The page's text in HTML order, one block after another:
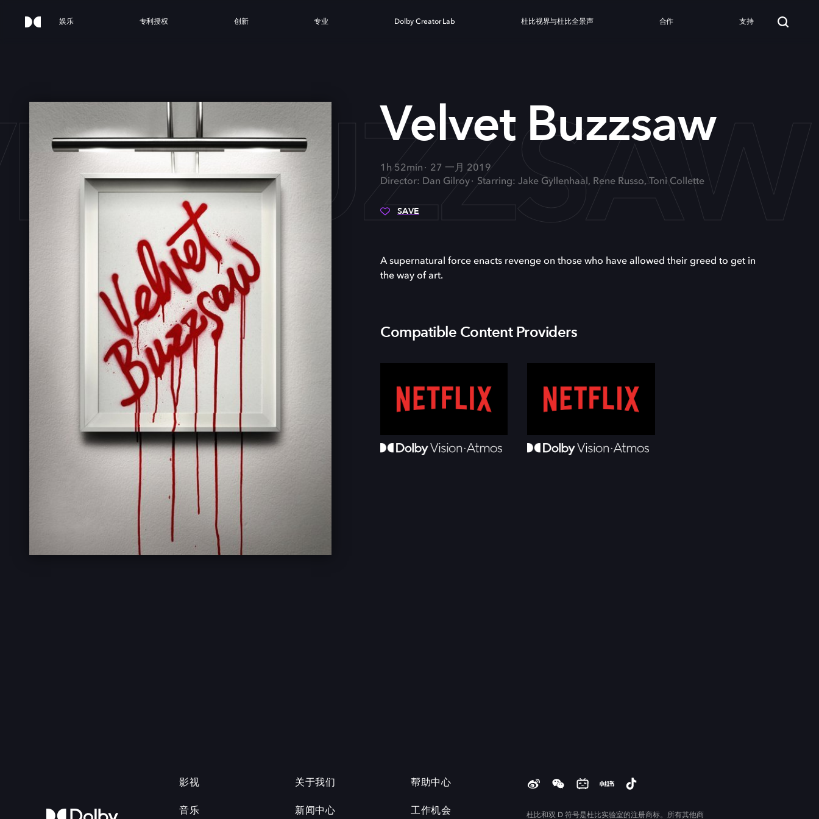
娱乐 专利授权 创新 专业 Dolby Creator Lab 杜比视界与杜比全景声 合作 支持
BUZZSAW
Velvet Buzzsaw
1h 52min
27 一月 2019
Director: Dan Gilroy
Starring: Jake Gyllenhaal, Rene Russo, Toni Collette
SAVE
A supernatural force enacts revenge on those who have allowed their greed to get in
the way of art.
Compatible Content Providers
影视
音乐
关于我们
新闻中心
帮助中心
工作机会 杜比和双 D 符号是杜比实验室的注册商标。所有其他商